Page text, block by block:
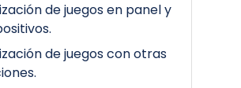
de juegos en panel y
de juegos con otras